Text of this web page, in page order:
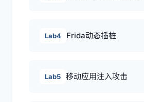
Lab4 Frida动态插桩
Lab5 移动应用注入攻击